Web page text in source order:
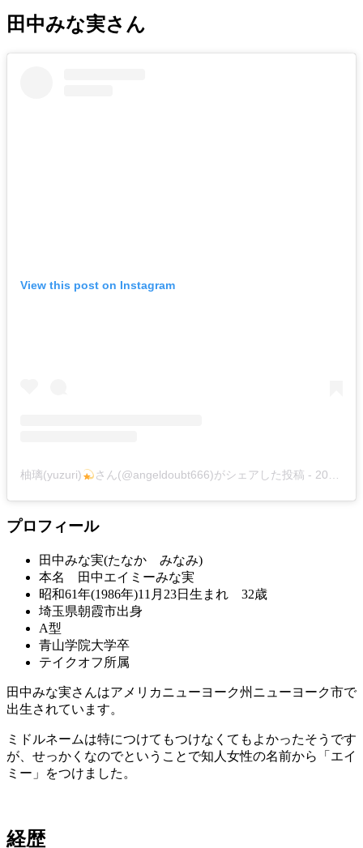
田中みな実さん
View this post on Instagram
柚璃(yuzuri) さん(@angeldoubt666)がシェアした投稿 - 2019年 1月月11日午前10時01分PST
プロフィール
田中みな実(たなか みなみ)
本名 田中エイミーみな実
昭和61年(1986年)11月23日生まれ 32歳
埼玉県朝霞市出身
A型
青山学院大学卒
テイクオフ所属
田中みな実さんはアメリカニューヨーク州ニューヨーク市で
出生されています。
ミドルネームは特につけてもつけなくてもよかったそうです
が、せっかくなのでということで知人女性の名前から「エイ
ミー」をつけました。
経歴